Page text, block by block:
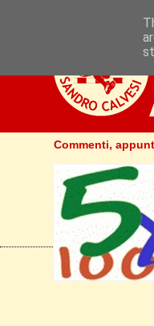
Commenti,